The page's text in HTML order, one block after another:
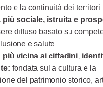
e la continuità dei territori
più sociale, istruita e
diffuso basato su
e salute
più vicina ai cittadini,
fondata sulla cultura e la
del patrimonio storico,